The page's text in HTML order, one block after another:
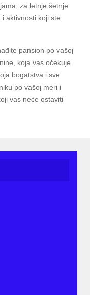
za letnje šetnje
aktivnosti koji ste
pansion po vašoj
koja vas očekuje
bogatstva i sve
po vašoj meri i
vas neće ostaviti